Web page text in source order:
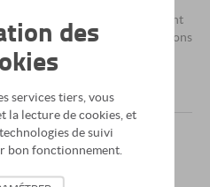
l'aération naturelle et l'éclairement
Réduction des déperditions
grâce à une meilleure
de la costière.
THERM
+ ACCÈS
des
services tiers, vous
la lecture de cookies, et
de suivi
bon fonctionnement.